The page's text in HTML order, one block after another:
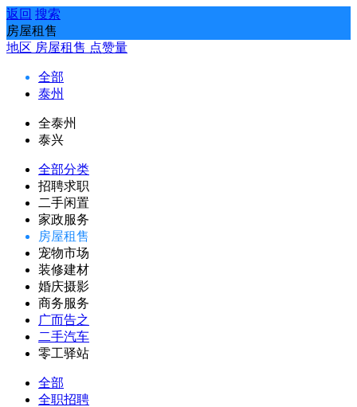
返回 搜索
房屋租售
地区 房屋租售 点赞量
全部
泰州
全泰州
泰兴
全部分类
招聘求职
二手闲置
家政服务
房屋租售
宠物市场
装修建材
婚庆摄影
商务服务
广而告之
二手汽车
零工驿站
全部
全职招聘